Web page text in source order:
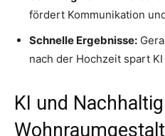
fördert Kommunikation
Schnelle Ergebnisse:
nach der Hochzeit spart
KI und